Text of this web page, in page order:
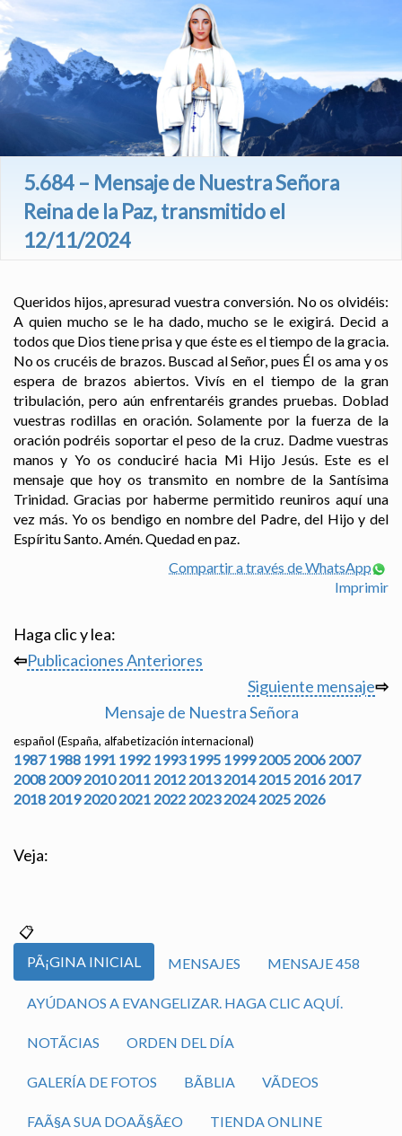
5.684 – Mensaje de Nuestra Señora
Reina de la Paz, transmitido el
12/11/2024
Queridos hijos, apresurad vuestra conversión. No os olvidéis:
A quien mucho se le ha dado, mucho se le exigirá. Decid a
todos que Dios tiene prisa y que éste es el tiempo de la gracia.
No os crucéis de brazos. Buscad al Señor, pues Él os ama y os
espera de brazos abiertos. Vivís en el tiempo de la gran
tribulación, pero aún enfrentaréis grandes pruebas. Doblad
vuestras rodillas en oración. Solamente por la fuerza de la
oración podréis soportar el peso de la cruz. Dadme vuestras
manos y Yo os conduciré hacia Mi Hijo Jesús. Este es el
mensaje que hoy os transmito en nombre de la Santísima
Trinidad. Gracias por haberme permitido reuniros aquí una
vez más. Yo os bendigo en nombre del Padre, del Hijo y del
Espíritu Santo. Amén. Quedad en paz.
Compartir a través de WhatsApp
Imprimir
Haga clic y lea:
⇦Publicaciones Anteriores
Siguiente mensaje⇨
Mensaje de Nuestra Señora
español (España, alfabetización internacional)
1987 1988 1991 1992 1993 1995 1999 2005 2006 2007
2008 2009 2010 2011 2012 2013 2014 2015 2016 2017
2018 2019 2020 2021 2022 2023 2024 2025 2026
Veja:
PÃ¡GINA INICIAL MENSAJES MENSAJE 458
AYÚDANOS A EVANGELIZAR. HAGA CLIC AQUÍ.
NOTÃ­CIAS ORDEN DEL DÍA
GALERÍA DE FOTOS BÃ­BLIA VÃ­DEOS
FAÃ§A SUA DOAÃ§Ã£O TIENDA ONLINE